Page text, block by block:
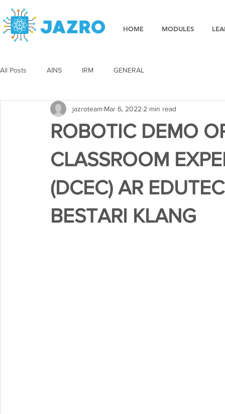
HOME MODULES
All Posts AINS IRM GENERAL
ROBOTIC DEMO
CLASSROOM
(DCEC) AR
BESTARI KLANG
jazroteam Mar 6, 2022 2 min read